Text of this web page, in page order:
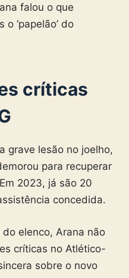
falou o que
‘papelão’ do
críticas
grave lesão no joelho,
para recuperar
2023, já são 20
concedida.
elenco, Arana não
críticas no Atlético-
sobre o novo